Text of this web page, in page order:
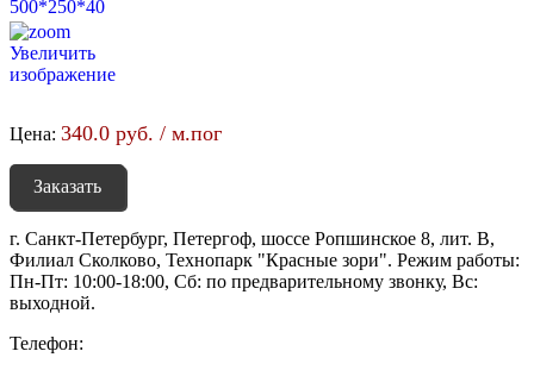
Увеличить
изображение
Цена: 340.0 руб. / м.пог
Заказать
г. Санкт-Петербург, Петергоф, шоссе Ропшинское 8, лит. В,
Филиал Сколково, Технопарк "Красные зори". Режим работы:
Пн-Пт: 10:00-18:00, Сб: по предварительному звонку, Вс:
выходной.
Телефон: